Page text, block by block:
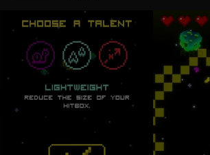
anúncios ou iAPs. Apesar do loop de
repetitivo, sua abordagem exclusiva do
uma recomendação fácil, especialmente para
acham os jogos bullet-hell muito rápidos e